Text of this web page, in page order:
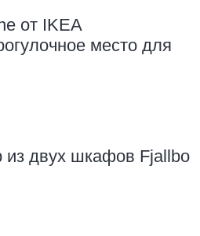
от IKEA
место для
двух шкафов Fjallbo